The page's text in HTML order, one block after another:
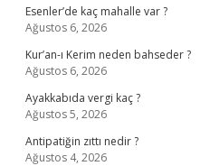
Esenler’de kaç mahalle var ?
Ağustos 6, 2026
Kur’an-ı Kerim neden bahseder ?
Ağustos 6, 2026
Ayakkabıda vergi kaç ?
Ağustos 5, 2026
Antipatiğin zıttı nedir ?
Ağustos 4, 2026